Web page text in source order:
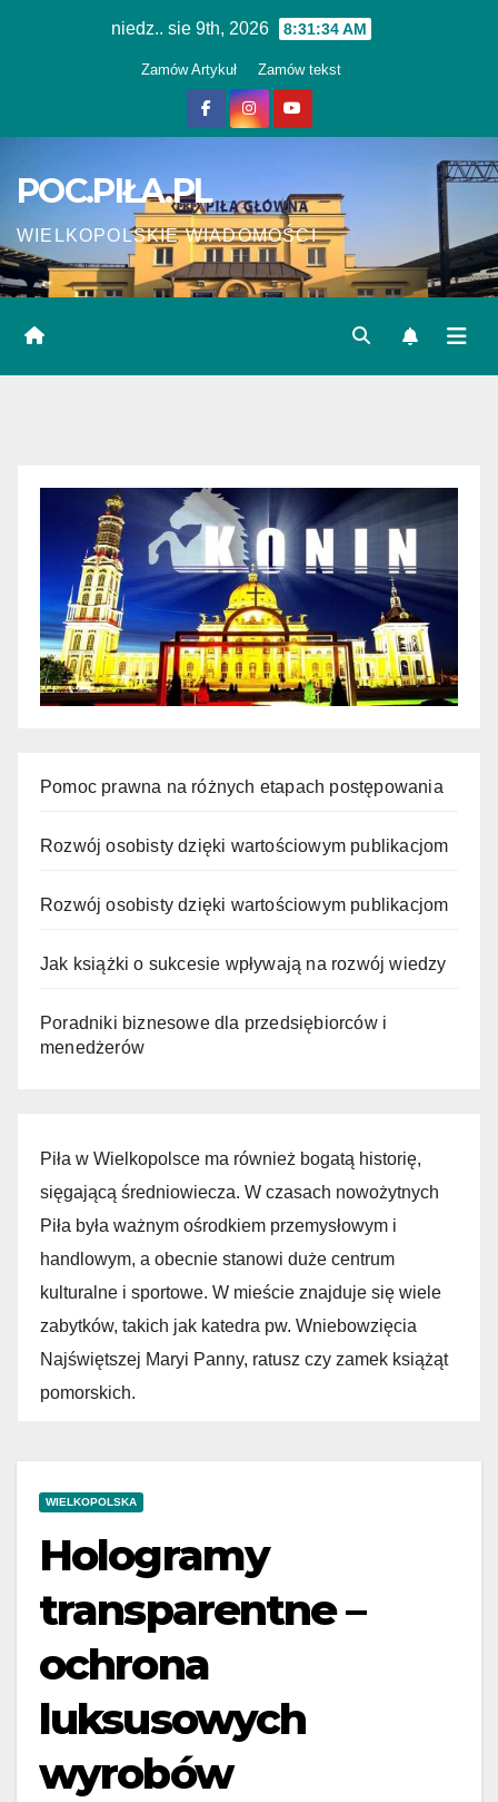
niedz.. sie 9th, 2026 8:31:34 AM
Zamów Artykuł Zamów tekst
POC.PIŁA.PL
WIELKOPOLSKIE WIADOMOŚCI
Pomoc prawna na różnych etapach postępowania
Rozwój osobisty dzięki wartościowym publikacjom
Rozwój osobisty dzięki wartościowym publikacjom
Jak książki o sukcesie wpływają na rozwój wiedzy
Poradniki biznesowe dla przedsiębiorców i
menedżerów
Piła w Wielkopolsce ma również bogatą historię,
sięgającą średniowiecza. W czasach nowożytnych
Piła była ważnym ośrodkiem przemysłowym i
handlowym, a obecnie stanowi duże centrum
kulturalne i sportowe. W mieście znajduje się wiele
zabytków, takich jak katedra pw. Wniebowzięcia
Najświętszej Maryi Panny, ratusz czy zamek książąt
pomorskich.
WIELKOPOLSKA
Hologramy
transparentne –
ochrona
luksusowych
wyrobów